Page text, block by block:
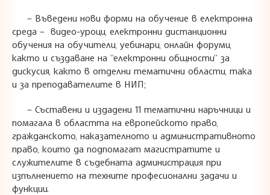
– Въведени нови форми на обучение в електронна
среда – видео-уроци, електронни дистанционни
обучения на обучители, уебинари, онлайн форуми,
както и създаване на “електронни общности” за
дискусия, както в отделни тематични области, така
и за преподавателите в НИП;
– Съставени и издадени 11 тематични наръчници и
помагала в областта на европейското право,
гражданското, наказателното и административното
право, които да подпомагат магистратите и
служителите в съдебната администрация при
изпълнението на техните професионални задачи и
функции.